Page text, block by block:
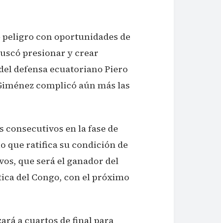
con oportunidades de
presionar y crear
defensa ecuatoriano Piero
complicó aún más las
en la fase de
que ratifica su condición de
que será el ganador del
del Congo, con el próximo
a cuartos de final para